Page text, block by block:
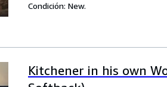
Condición: New.
Kitchener in his own